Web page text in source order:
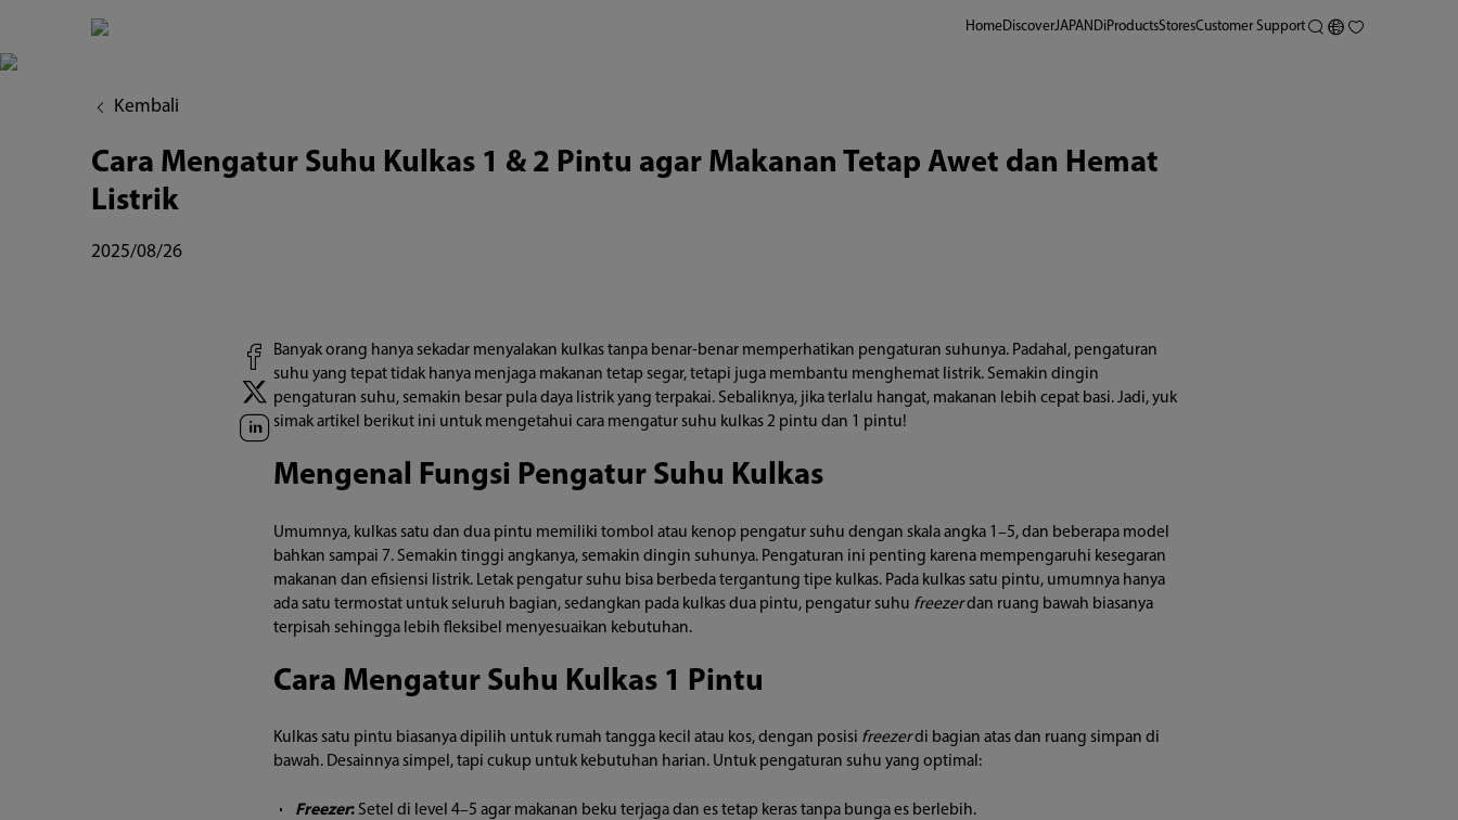
Mengatur
Kulkas
HomeDiscoverJAPANDi ProductsStoresCustomer Support
Kembali
Cara Mengatur Suhu Kulkas 1 & 2 Pintu agar Makanan Tetap Awet dan Hemat
Listrik
2025/08/26
Banyak orang hanya sekadar menyalakan kulkas tanpa benar-benar memperhatikan pengaturan suhunya. Padahal, pengaturan
suhu yang tepat tidak hanya menjaga makanan tetap segar, tetapi juga membantu menghemat listrik. Semakin dingin
pengaturan suhu, semakin besar pula daya listrik yang terpakai. Sebaliknya, jika terlalu hangat, makanan lebih cepat basi. Jadi, yuk
simak artikel berikut ini untuk mengetahui cara mengatur suhu kulkas 2 pintu dan 1 pintu!
Mengenal Fungsi Pengatur Suhu Kulkas
Umumnya, kulkas satu dan dua pintu memiliki tombol atau kenop pengatur suhu dengan skala angka 1–5, dan beberapa model
bahkan sampai 7. Semakin tinggi angkanya, semakin dingin suhunya. Pengaturan ini penting karena mempengaruhi kesegaran
makanan dan efisiensi listrik. Letak pengatur suhu bisa berbeda tergantung tipe kulkas. Pada kulkas satu pintu, umumnya hanya
ada satu termostat untuk seluruh bagian, sedangkan pada kulkas dua pintu, pengatur suhu freezerdan ruang bawah biasanya
terpisah sehingga lebih fleksibel menyesuaikan kebutuhan.
Cara Mengatur Suhu Kulkas 1 Pintu
Kulkas satu pintu biasanya dipilih untuk rumah tangga kecil atau kos, dengan posisi freezerdi bagian atas dan ruang simpan di
bawah. Desainnya simpel, tapi cukup untuk kebutuhan harian. Untuk pengaturan suhu yang optimal:
Freezer:Setel di level 4–5 agar makanan beku terjaga dan es tetap keras tanpa bunga es berlebih.